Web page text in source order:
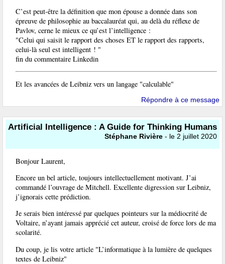
C’est peut-être la définition que mon épouse a donnée dans son
épreuve de philosophie au baccalauréat qui, au delà du réflexe de
Pavlov, cerne le mieux ce qu’est l’intelligence :
"Celui qui saisit le rapport des choses ET le rapport des rapports,
celui-là seul est intelligent ! "
fin du commentaire Linkedin
Et les avancées de Leibniz vers un langage "calculable"
Répondre à ce message
Artificial Intelligence : A Guide for Thinking Humans
Stéphane Rivière - le 2 juillet 2020
Bonjour Laurent,
Encore un bel article, toujours intellectuellement motivant. J’ai
commandé l’ouvrage de Mitchell. Excellente digression sur Leibniz,
j’ignorais cette prédiction.
Je serais bien intéressé par quelques pointeurs sur la médiocrité de
Voltaire, n’ayant jamais apprécié cet auteur, croisé de force lors de ma
scolarité.
Du coup, je lis votre article "L’informatique à la lumière de quelques
textes de Leibniz"